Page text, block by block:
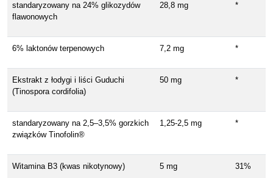
standaryzowany na 24% glikozydów
flawonowych
28,8 mg *
6% laktonów terpenowych 7,2 mg *
Ekstrakt z łodygi i liści Guduchi
(Tinospora cordifolia)
50 mg *
standaryzowany na 2,5–3,5% gorzkich
związków Tinofolin®
1,25-2,5 mg *
Witamina B3 (kwas nikotynowy) 5 mg 31%